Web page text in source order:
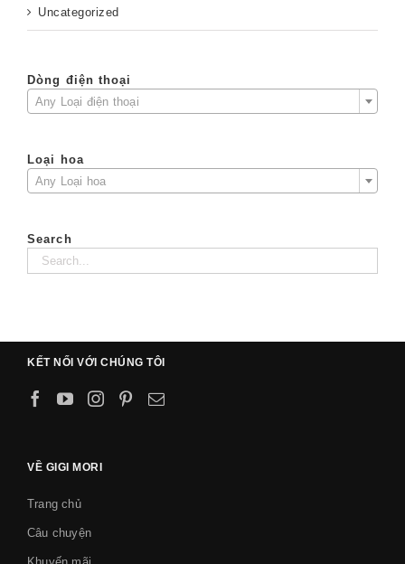
Uncategorized
Dòng điện thoại
Any Loại điện thoại
Loại hoa
Any Loại hoa
Search
KẾT NỐI VỚI CHÚNG TÔI
VỀ GIGI MORI
Trang chủ
Câu chuyện